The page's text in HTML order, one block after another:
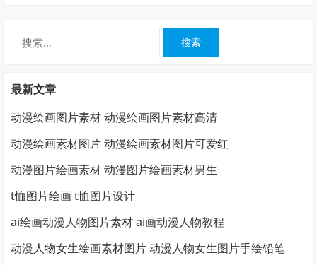
最新文章
动漫绘画图片素材 动漫绘画图片素材高清
动漫绘画素材图片 动漫绘画素材图片可爱红
动漫图片绘画素材 动漫图片绘画素材男生
t恤图片绘画 t恤图片设计
ai绘画动漫人物图片素材 ai画动漫人物教程
动漫人物女生绘画素材图片 动漫人物女生图片手绘铅笔